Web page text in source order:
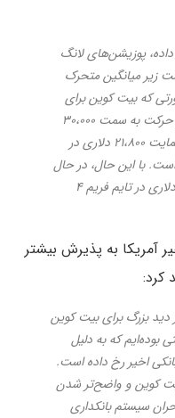
پوزیشن‌های لانگ
زیر میانگین متحرک
که بیت کوین برای
یافتن مومنتوم صعودی به منظور حرکت به سمت ۳۰،۰۰۰
دلار، به اصلاح قیمت نیاز دارد، حمایت ۲۱،۸۰۰ دلاری در
است. با این حال، در حال
حاضر، به خوبی حمایت ۲۳،۹۰۰ دلاری در تایم فریم ۴
آمریکا به پذیرش بیشتر
کرد:
دید بزرگ برای بیت کوین
بوده‌ایم که به دلیل
اخیر رخ داده است.
کوین و واضح‌تر شدن
سیستم بانکداری